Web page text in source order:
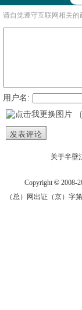
请自觉遵守互联网相关的
用户名:
发表评论
关于半壁
Copyright © 2008-
（总）网出证（京）字